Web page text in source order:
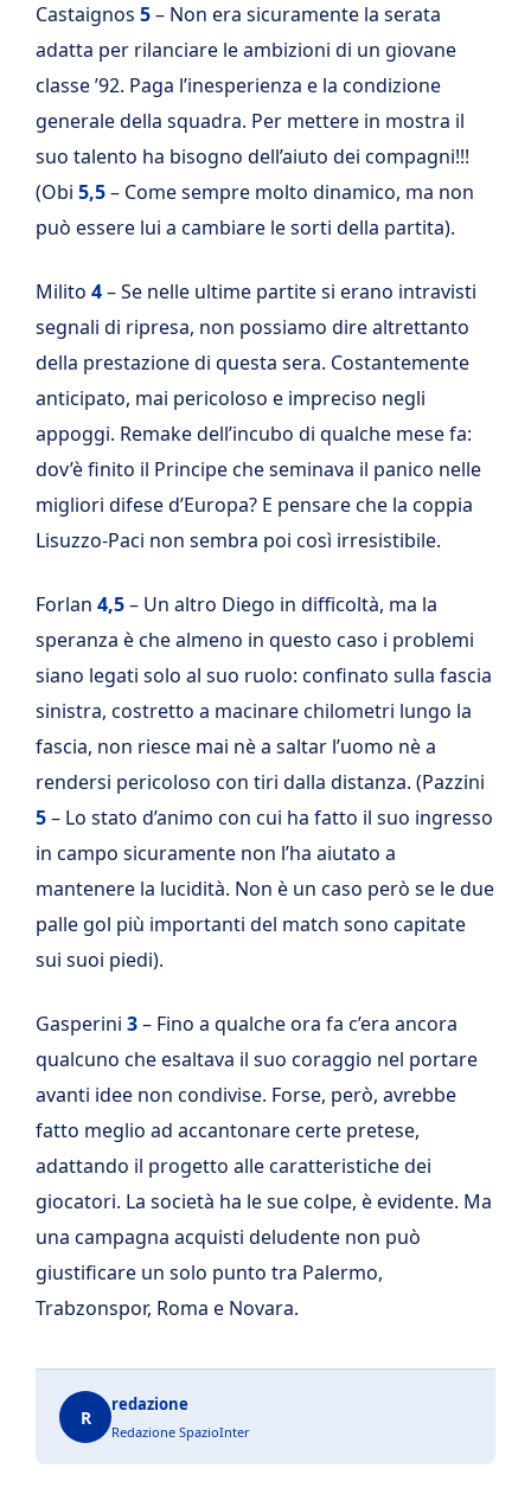
Castaignos 5– Non era sicuramente la serata
adatta per rilanciare le ambizioni di un giovane
classe ’92. Paga l’inesperienza e la condizione
generale della squadra. Per mettere in mostra il
suo talento ha bisogno dell’aiuto dei compagni!!!
(Obi 5,5– Come sempre molto dinamico, ma non
può essere lui a cambiare le sorti della partita).
Milito 4– Se nelle ultime partite si erano intravisti
segnali di ripresa, non possiamo dire altrettanto
della prestazione di questa sera. Costantemente
anticipato, mai pericoloso e impreciso negli
appoggi. Remake dell’incubo di qualche mese fa:
dov’è finito il Principe che seminava il panico nelle
migliori difese d’Europa? E pensare che la coppia
Lisuzzo-Paci non sembra poi così irresistibile.
Forlan 4,5– Un altro Diego in difficoltà, ma la
speranza è che almeno in questo caso i problemi
siano legati solo al suo ruolo: confinato sulla fascia
sinistra, costretto a macinare chilometri lungo la
fascia, non riesce mai nè a saltar l’uomo nè a
rendersi pericoloso con tiri dalla distanza. (Pazzini
5– Lo stato d’animo con cui ha fatto il suo ingresso
in campo sicuramente non l’ha aiutato a
mantenere la lucidità. Non è un caso però se le due
palle gol più importanti del match sono capitate
sui suoi piedi).
Gasperini 3– Fino a qualche ora fa c’era ancora
qualcuno che esaltava il suo coraggio nel portare
avanti idee non condivise. Forse, però, avrebbe
fatto meglio ad accantonare certe pretese,
adattando il progetto alle caratteristiche dei
giocatori. La società ha le sue colpe, è evidente. Ma
una campagna acquisti deludente non può
giustificare un solo punto tra Palermo,
Trabzonspor, Roma e Novara.
R
redazione
Redazione SpazioInter